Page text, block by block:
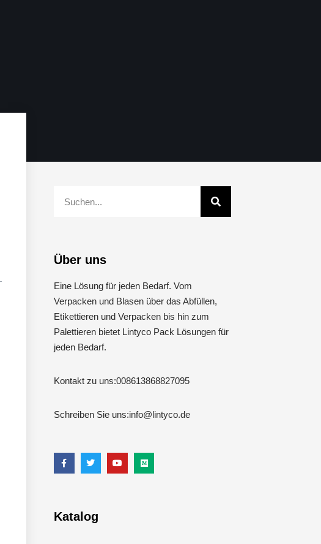
Über uns
Eine Lösung für jeden Bedarf. Vom
Verpacken und Blasen über das Abfüllen,
Etikettieren und Verpacken bis hin zum
Palettieren bietet Lintyco Pack Lösungen für
jeden Bedarf.
Kontakt zu uns:008613868827095
Schreiben Sie uns:info@lintyco.de
Katalog